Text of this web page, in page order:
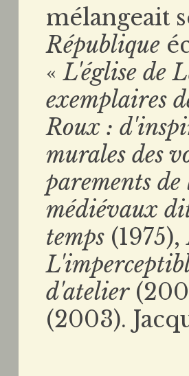
mélangeait
République
«L'église de
exemplaires
Roux :
murales des
parements
médiévaux
temps (1975),
d'atelier
(2003).